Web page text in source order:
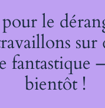
le
sur
fantastique
bientôt !